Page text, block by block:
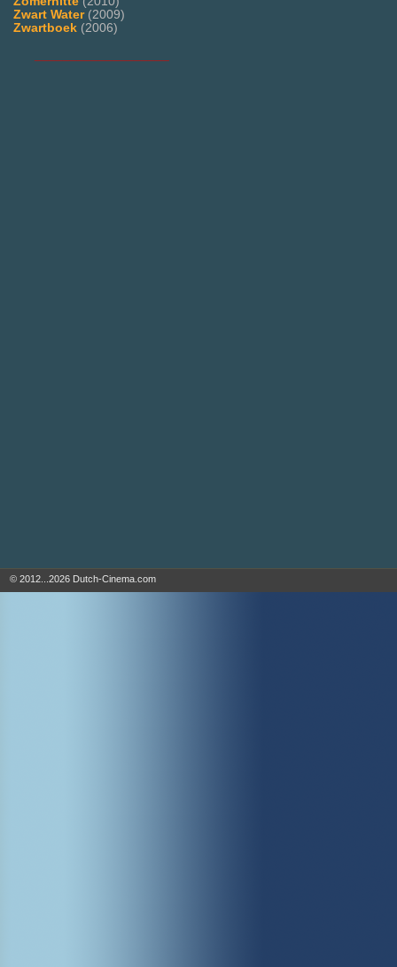
Zwart Water(2009)
Zwartboek (2006)
© 2012...2026 Dutch-Cinema.com